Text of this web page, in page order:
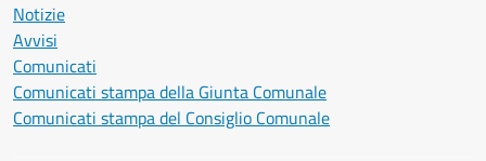
Notizie
Avvisi
Comunicati
Comunicati stampa della Giunta Comunale
Comunicati stampa del Consiglio Comunale